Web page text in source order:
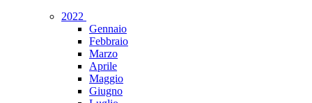
2022
Gennaio
Febbraio
Marzo
Aprile
Maggio
Giugno